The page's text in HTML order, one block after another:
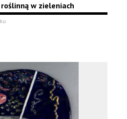
w zieleniach